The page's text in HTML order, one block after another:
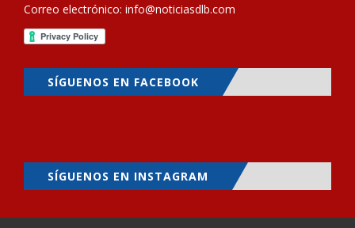
Correo electrónico: info@noticiasdlb.com
SÍGUENOS EN FACEBOOK
SÍGUENOS EN INSTAGRAM